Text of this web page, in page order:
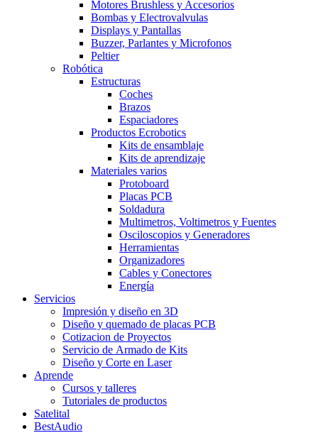
Motores Brushless y Accesorios
Bombas y Electrovalvulas
Displays y Pantallas
Buzzer, Parlantes y Microfonos
Peltier
Robótica
Estructuras
Coches
Brazos
Espaciadores
Productos Ecrobotics
Kits de ensamblaje
Kits de aprendizaje
Materiales varios
Protoboard
Placas PCB
Soldadura
Multimetros, Voltimetros y Fuentes
Osciloscopios y Generadores
Herramientas
Organizadores
Cables y Conectores
Energía
Servicios
Impresión y diseño en 3D
Diseño y quemado de placas PCB
Cotizacion de Proyectos
Servicio de Armado de Kits
Diseño y Corte en Laser
Aprende
Cursos y talleres
Tutoriales de productos
Satelital
BestAudio